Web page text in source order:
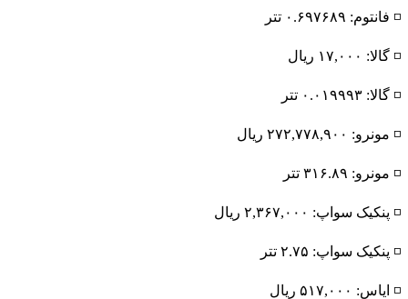
◽️ فانتوم: ۰.۶۹۷۶۸۹ تتر
◽️ گالا: ۱۷,۰۰۰ ریال
◽️ گالا: ۰.۰۱۹۹۹۳ تتر
◽️ مونرو: ۲۷۲,۷۷۸,۹۰۰ ریال
◽️ مونرو: ۳۱۶.۸۹ تتر
◽️ پنکیک سواپ: ۲,۳۶۷,۰۰۰ ریال
◽️ پنکیک سواپ: ۲.۷۵ تتر
◽️ ایاس: ۵۱۷,۰۰۰ ریال